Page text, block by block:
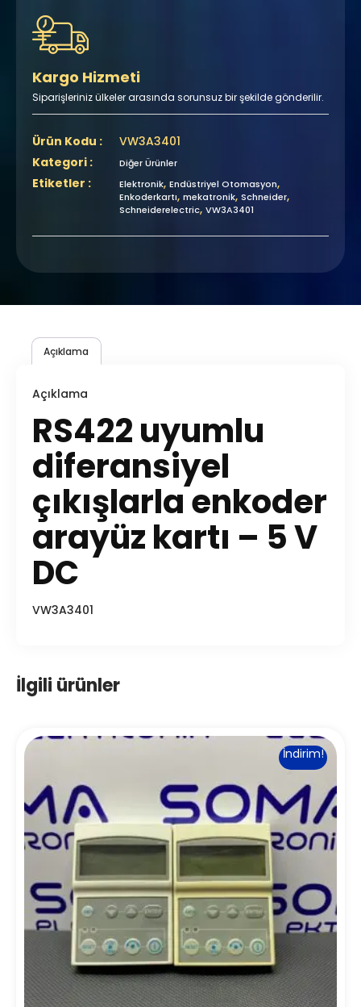
Kargo Hizmeti
Siparişleriniz ülkeler arasında sorunsuz bir şekilde gönderilir.
Ürün Kodu :
VW3A3401
Kategori :
Diğer Ürünler
Etiketler : Elektronik, Endüstriyel Otomasyon,
Enkoderkartı, mekatronik, Schneider,
Schneiderelectric, VW3A3401
Açıklama
Açıklama
RS422 uyumlu
diferansiyel
çıkışlarla enkoder
arayüz kartı – 5 V
DC
VW3A3401
İlgili ürünler
İndirim!